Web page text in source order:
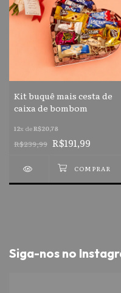
Kit buquê mais cesta de
caixa de bombom
12x deR$20,78
R$239,99 R$191,99
Siga-nos no